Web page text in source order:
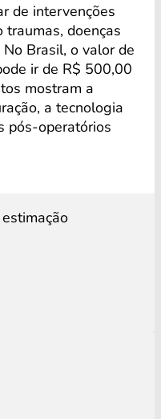
de intervenções
traumas, doenças
Brasil, o valor de
ir de R$ 500,00
mostram a
a tecnologia
pós-operatórios